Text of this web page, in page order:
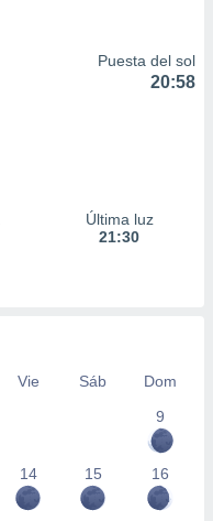
Puesta del sol
20:58
Última luz
21:30
Vie Sáb
Dom
9
14 15 16